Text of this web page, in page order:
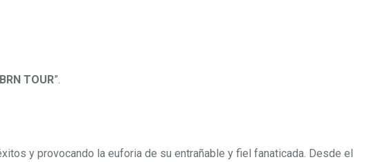
TOUR”.
y provocando la euforia de su entrañable y fiel fanaticada. Desde el